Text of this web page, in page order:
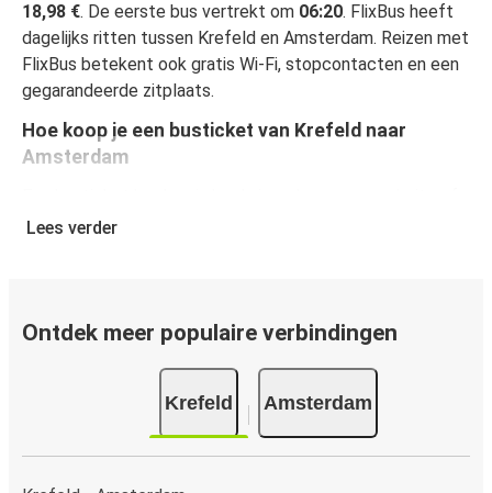
18,98 €. De eerste bus vertrekt om 06:20. FlixBus heeft
dagelijks ritten tussen Krefeld en Amsterdam. Reizen met
FlixBus betekent ook gratis Wi-Fi, stopcontacten en een
gegarandeerde zitplaats.
Hoe koop je een busticket van Krefeld naar
Amsterdam
gratis app boek je een rit in een paar klikken. Als je online
routes of bij een van onze verkooppunten.
Lees verder
Ontdek meer populaire verbindingen
Krefeld Amsterdam